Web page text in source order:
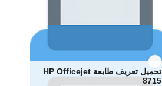
تحميل تعريف طابعة HP Officejet
8715